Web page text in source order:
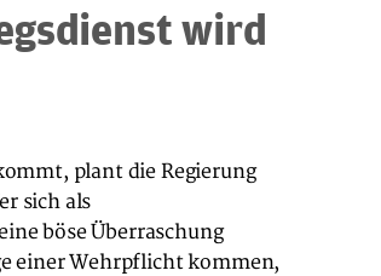
wird
plant die Regierung
sich als
böse Überraschung
einer Wehrpflicht kommen,